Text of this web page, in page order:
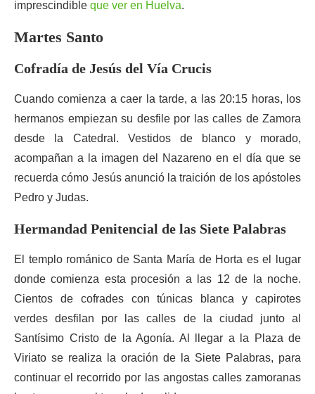
imprescindible que ver en Huelva.
Martes Santo
Cofradía de Jesús del Vía Crucis
Cuando comienza a caer la tarde, a las 20:15 horas, los
hermanos empiezan su desfile por las calles de Zamora
desde la Catedral. Vestidos de blanco y morado,
acompañan a la imagen del Nazareno en el día que se
recuerda cómo Jesús anunció la traición de los apóstoles
Pedro y Judas.
Hermandad Penitencial de las Siete Palabras
El templo románico de Santa María de Horta es el lugar
donde comienza esta procesión a las 12 de la noche.
Cientos de cofrades con túnicas blanca y capirotes
verdes desfilan por las calles de la ciudad junto al
Santísimo Cristo de la Agonía. Al llegar a la Plaza de
Viriato se realiza la oración de la Siete Palabras, para
continuar el recorrido por las angostas calles zamoranas